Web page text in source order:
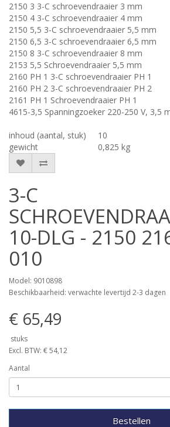
2150 3 3-C schroevendraaier 3 mm
2150 4 3-C schroevendraaier 4 mm
2150 5,5 3-C schroevendraaier 5,5 mm
2150 6,5 3-C schroevendraaier 6,5 mm
2150 8 3-C schroevendraaier 8 mm
2153 5,5 Schroevendraaier 5,5 mm
2160 PH 1 3-C schroevendraaier PH 1
2160 PH 2 3-C schroevendraaier PH 2
2161 PH 1 Schroevendraaier PH 1
4615-3,5 Spanningzoeker 220-250 V, 3,5
inhoud (aantal, stuk)
10
gewicht
0,825 kg
3-C
10-DLG - 2150
010
Model: 9010898
Beschikbaarheid: verwachte levertijd 2-3 dagen
€ 65,49
stuks
Excl. BTW: € 54,12
Aantal
Bestellen